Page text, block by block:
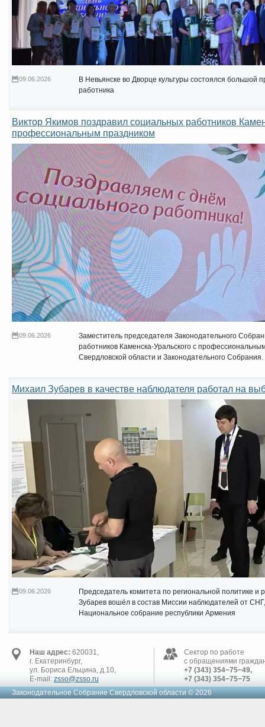
09.06.2026
В Невьянске во Дворце культуры состоялся большой
работника
Виктор Якимов поздравил социальных работников
профессиональным праздником
09.06.2026
Заместитель председателя Законодательного
работников Каменска-Уральского с
Свердловской области и Законодательного Собрания.
Михаил Зубарев в качестве наблюдателя работал на
09.06.2026
Председатель комитета по региональной политике
Зубарев вошёл в состав Миссии наблюдателей от
Национальное собрание республики Армения
Наш адрес: 620031,
г. Екатеринбург,
ул. Бориса Ельцина, д.10,
E-mail: zsso@zsso.ru
Сектор по работе
с обращениями
+7 (343) 354−75−49,
+7 (343) 354−75−75
Законодательное Cобрание Свердловской области © 2026